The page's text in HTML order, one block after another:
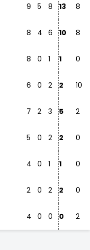
9 5 8 13 8
8 4 6 10 8
8 0 1 1 0
6 0 2 2 10
7 2 3 5 2
5 0 2 2 0
4 0 1 1 0
2 0 2 2 0
4 0 0 0 2